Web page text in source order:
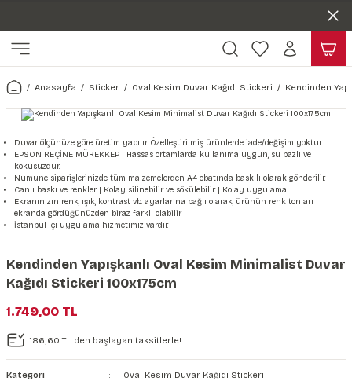
Harita & Şehir Duvar Kağıdı
Türkiye Serisi Duvar Kağıdı
Şehir & Ülke Duvar Kağıdı
Duvar Kağıdı
Çiçek Duvar Kağıdı
Hayvan, Yaprak & Çiçek
Yaprak Desenli Duvar Kağıdı
Hayvan Duvar Kağıdı
Kağıdı
Doğa & Manza Duvar Kağıdı
Manzara Duvar Kağıdı
Orman Duvar Kağıdı
Tasarım & Sanatsal Duvar
Sanat Duvar Kağıdı
Geometrik Duvar Kağıdı
Araba Duvar Kağıdı
Sağlık Duvar Kağıdı
Taş Desenli Duvar Kağıdı
Ahşap, Mermer & Taş
Mermer Desenli Duvar Kağıdı
Taş Desenli Duvar Kağıdı
Ahşap Desenli Duvar Kağıdı
Duvar Kanvası
Kağıdı Stickeri
Seti
Sticker Seti
Anasayfa Sticker Oval Kesim Duvar Kağıdı Stickeri Kendinden
Duvar ölçünüze göre üretim yapılır. Özelleştirilmiş ürünlerde iade/değişim yoktur.
EPSON REÇİNE MÜREKKEP | Hassas ortamlarda kullanıma uygun, su bazlı ve
kokusuzdur.
Numune siparişlerinizde tüm malzemelerden A4 ebatında baskılı olarak gönderilir.
Canlı baskı ve renkler | Kolay silinebilir ve sökülebilir | Kolay uygulama
Ekranınızın renk, ışık, kontrast vb. ayarlarına bağlı olarak, ürünün renk tonları
ekranda gördüğünüzden biraz farklı olabilir.
İstanbul içi uygulama hizmetimiz vardır.
Kendinden Yapışkanlı Oval Kesim Minimalist Duvar
Kağıdı Stickeri 100x175cm
1.749,00 TL
186,60 TL den başlayan taksitlerle!
Kategori
Oval Kesim Duvar Kağıdı Stickeri